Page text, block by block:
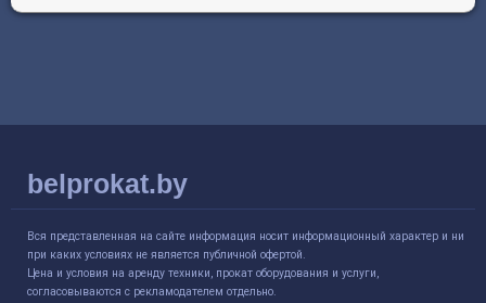
belprokat.by
Вся представленная на сайте информация носит информационный характер и ни
при каких условиях не является публичной офертой.
Цена и условия на аренду техники, прокат оборудования и услуги,
согласовываются с рекламодателем отдельно.